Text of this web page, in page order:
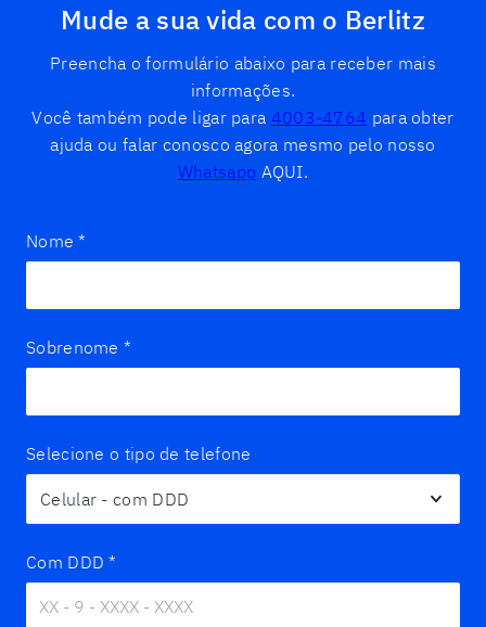
Mude a sua vida com o Berlitz
Preencha o formulário abaixo para receber mais
informações.
Você também pode ligar para 4003-4764 para obter
ajuda ou falar conosco agora mesmo pelo nosso
Whatsapp AQUI.
Nome *
Sobrenome *
Selecione o tipo de telefone
Com DDD *